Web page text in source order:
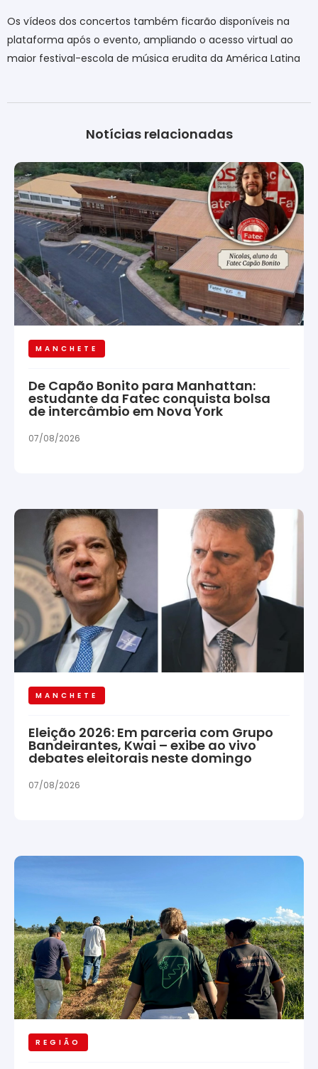
Os vídeos dos concertos também ficarão disponíveis na
plataforma após o evento, ampliando o acesso virtual ao
maior festival-escola de música erudita da América Latina
Notícias relacionadas
MANCHETE
De Capão Bonito para Manhattan:
estudante da Fatec conquista bolsa
de intercâmbio em Nova York
07/08/2026
MANCHETE
Eleição 2026: Em parceria com Grupo
Bandeirantes, Kwai – exibe ao vivo
debates eleitorais neste domingo
07/08/2026
REGIÃO